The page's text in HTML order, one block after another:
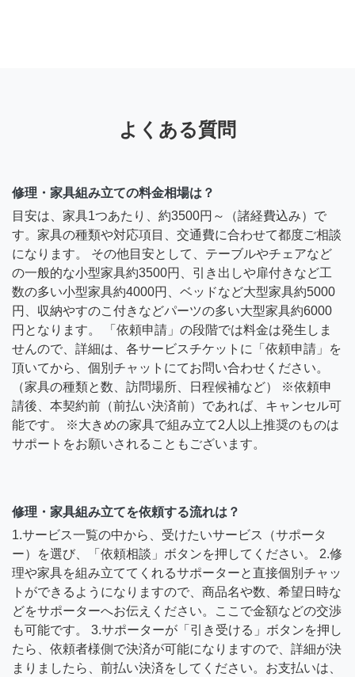
よくある質問
修理・家具組み立ての料金相場は？
目安は、家具1つあたり、約3500円～（諸経費込み）で
す。家具の種類や対応項目、交通費に合わせて都度ご相談
になります。 その他目安として、テーブルやチェアなど
の一般的な小型家具約3500円、引き出しや扉付きなど工
数の多い小型家具約4000円、ベッドなど大型家具約5000
円、収納やすのこ付きなどパーツの多い大型家具約6000
円となります。 「依頼申請」の段階では料金は発生しま
せんので、詳細は、各サービスチケットに「依頼申請」を
頂いてから、個別チャットにてお問い合わせください。
（家具の種類と数、訪問場所、日程候補など） ※依頼申
請後、本契約前（前払い決済前）であれば、キャンセル可
能です。 ※大きめの家具で組み立て2人以上推奨のものは
サポートをお願いされることもございます。
修理・家具組み立てを依頼する流れは？
1.サービス一覧の中から、受けたいサービス（サポータ
ー）を選び、「依頼相談」ボタンを押してください。 2.修
理や家具を組み立ててくれるサポーターと直接個別チャッ
トができるようになりますので、商品名や数、希望日時な
どをサポーターへお伝えください。ここで金額などの交渉
も可能です。 3.サポーターが「引き受ける」ボタンを押し
たら、依頼者様側で決済が可能になりますので、詳細が決
まりましたら、前払い決済をしてください。お支払いは、